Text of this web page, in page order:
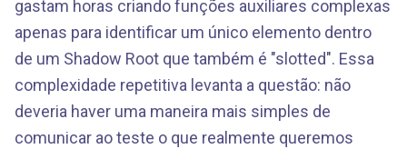
gastam horas criando funções auxiliares complexas
apenas para identificar um único elemento dentro
de um Shadow Root que também é "slotted". Essa
complexidade repetitiva levanta a questão: não
deveria haver uma maneira mais simples de
comunicar ao teste o que realmente queremos